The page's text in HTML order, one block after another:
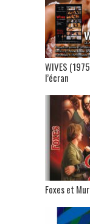
WIVES
l’écran
Foxes et